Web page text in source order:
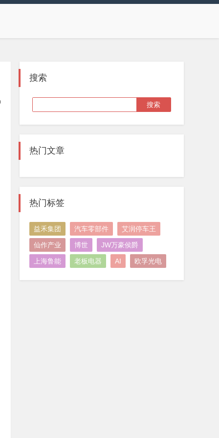
搜索
热门文章
热门标签
益禾集团 汽车零部件 艾润停车王
仙作产业 博世 JW万豪侯爵
上海鲁能 老板电器 AI 欧孚光电